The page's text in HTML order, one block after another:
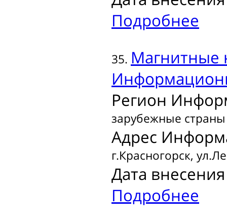
Подробнее
35. Магнитные
Регион
зарубежные страны
Адрес
г.Красногорск,
Дата
Подробнее